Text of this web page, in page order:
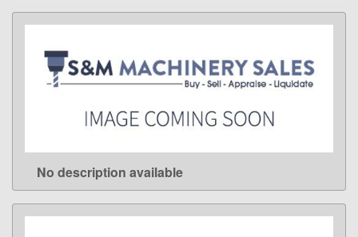
LEARN MORE
No description available